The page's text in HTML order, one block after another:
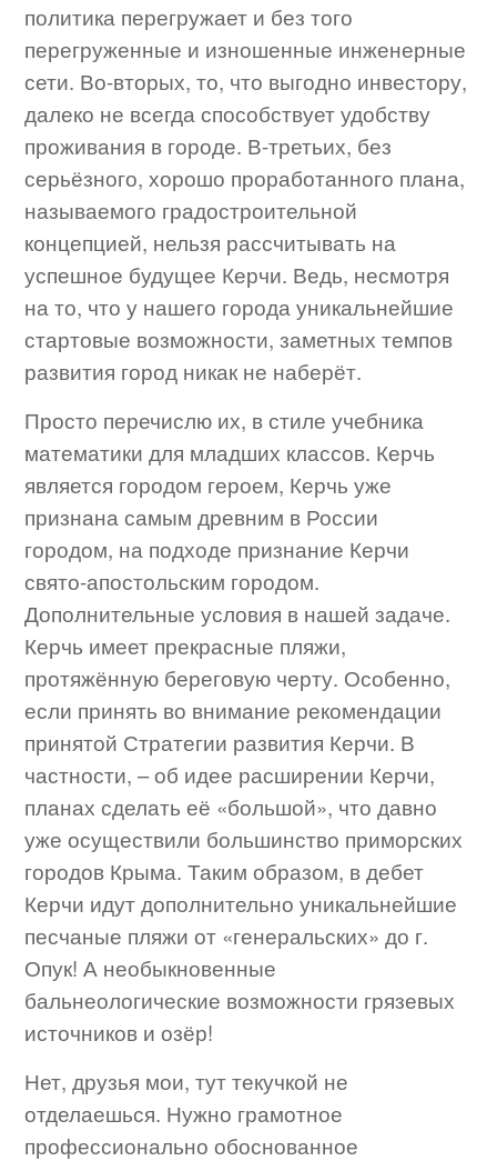
политика перегружает и без того
перегруженные и изношенные инженерные
сети. Во-вторых, то, что выгодно инвестору,
далеко не всегда способствует удобству
проживания в городе. В-третьих, без
серьёзного, хорошо проработанного плана,
называемого градостроительной
концепцией, нельзя рассчитывать на
успешное будущее Керчи. Ведь, несмотря
на то, что у нашего города уникальнейшие
стартовые возможности, заметных темпов
развития город никак не наберёт.
Просто перечислю их, в стиле учебника
математики для младших классов. Керчь
является городом героем, Керчь уже
признана самым древним в России
городом, на подходе признание Керчи
свято-апостольским городом.
Дополнительные условия в нашей задаче.
Керчь имеет прекрасные пляжи,
протяжённую береговую черту. Особенно,
если принять во внимание рекомендации
принятой Стратегии развития Керчи. В
частности, – об идее расширении Керчи,
планах сделать её «большой», что давно
уже осуществили большинство приморских
городов Крыма. Таким образом, в дебет
Керчи идут дополнительно уникальнейшие
песчаные пляжи от «генеральских» до г.
Опук! А необыкновенные
бальнеологические возможности грязевых
источников и озёр!
Нет, друзья мои, тут текучкой не
отделаешься. Нужно грамотное
профессионально обоснованное